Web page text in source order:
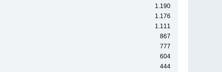
1.190
1.176
1.111
867
777
604
444